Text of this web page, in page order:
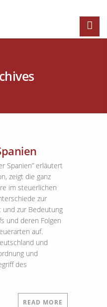
Spanien” erläutert
zeigt die ganz
im steuerlichen
zur
zur Bedeutung
und deren Folgen
auf.
und
und
des
READ MORE